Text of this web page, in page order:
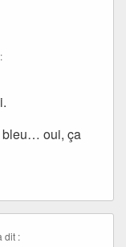
bleu… oui, ça
dit :